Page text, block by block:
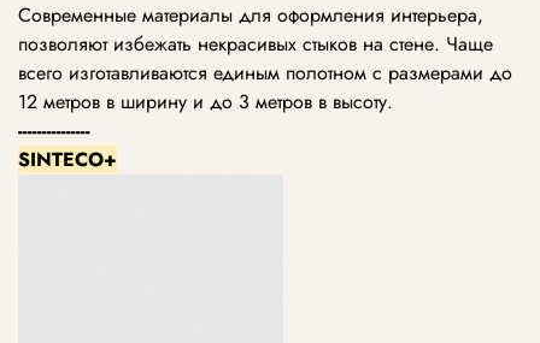
Современные материалы для оформления интерьера,
позволяют избежать некрасивых стыков на стене. Чаще
всего изготавливаются единым полотном с размерами до
12 метров в ширину и до 3 метров в высоту.
---------------
SINTECO+